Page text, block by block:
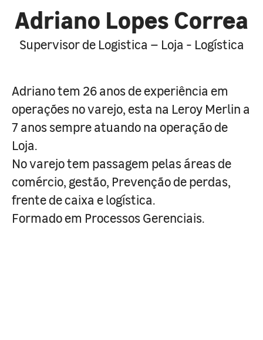
Adriano Lopes Correa
Supervisor de Logistica – Loja - Logística
Adriano tem 26 anos de experiência em
operações no varejo, esta na Leroy Merlin a
7 anos sempre atuando na operação de
Loja.
No varejo tem passagem pelas áreas de
comércio, gestão, Prevenção de perdas,
frente de caixa e logística.
Formado em Processos Gerenciais.